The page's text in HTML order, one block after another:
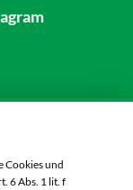
Cookies und
6 Abs. 1 lit. f